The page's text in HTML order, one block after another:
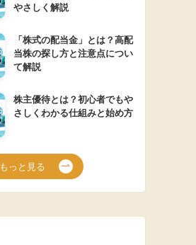
やさしく解説
「株式の配当金」とは？高配
当株の探し方と注意点につい
て解説
株主優待とは？初心者でもや
さしくわかる仕組みと始め方
もっと見る